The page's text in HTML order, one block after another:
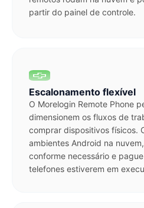
partir do painel de controle.
Escalonamento flexível
O Morelogin Remote Phone
dimensionem os fluxos de
comprar dispositivos físicos.
ambientes Android na
conforme necessário e
telefones estiverem em